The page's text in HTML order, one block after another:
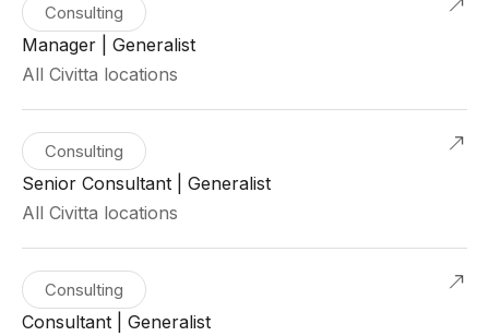
Consulting
Manager | Generalist
All Civitta locations
Consulting
Senior Consultant | Generalist
All Civitta locations
Consulting
Consultant | Generalist